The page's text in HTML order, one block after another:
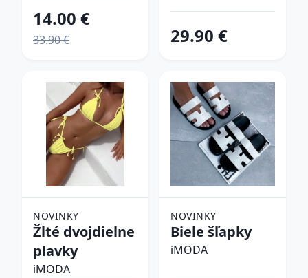
14.00 €
33.90 € 29.90 €
NOVINKY
Žlté dvojdielne
plavky
iMODA
NOVINKY
Biele šľapky
iMODA